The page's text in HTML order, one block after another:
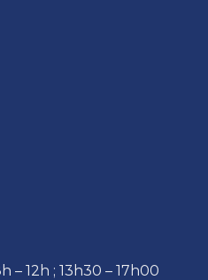
– 12h ; 13h30 – 17h00